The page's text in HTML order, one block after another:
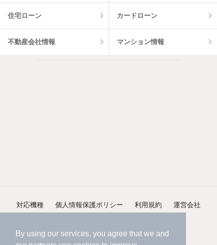
By using our services, you agree that we and
住宅ローン カードローン
不動産会社情報 マンション情報
対応機種 個人情報保護ポリシー 利用規約 運営会社